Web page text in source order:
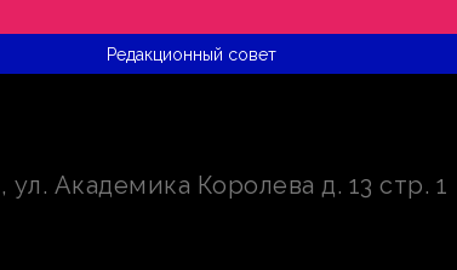
Редакционный совет
, ул. Академика Королева д. 13 стр. 1